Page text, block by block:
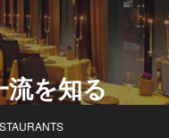
流を知る